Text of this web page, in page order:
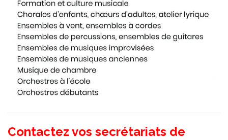
Contactez vos secrétariats de